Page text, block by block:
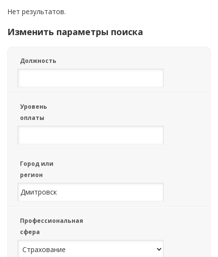
Нет результатов.
Изменить параметры поиска
Должность
Уровень
оплаты
Город или
регион
Профессиональная
сфера